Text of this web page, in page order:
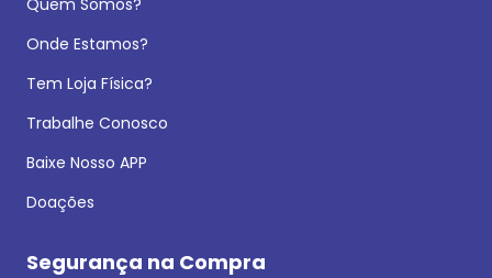
Onde Estamos?
Tem Loja Física?
Trabalhe Conosco
Baixe Nosso APP
Doações
Segurança na Compra